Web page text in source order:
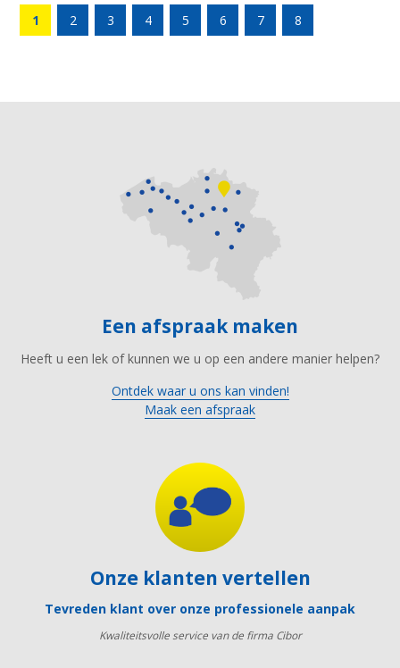
1 2 3 4 5 6 7 8
Een afspraak maken
Heeft u een lek of kunnen we u op een andere manier helpen?
Ontdek waar u ons kan vinden!
Maak een afspraak
Onze klanten vertellen
Tevreden klant over onze professionele aanpak
Kwaliteitsvolle service van de firma Cibor